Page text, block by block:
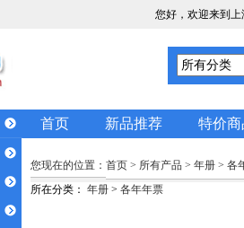
您好，欢迎来到
首页 新品推荐 特价商
您现在的位置： 首页 > 所有产品 > 年册 > 各
所在分类： 年册 > 各年年票